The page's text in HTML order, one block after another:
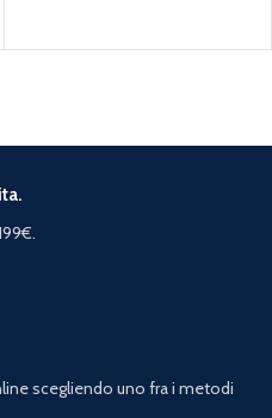
scegliendo uno fra i metodi